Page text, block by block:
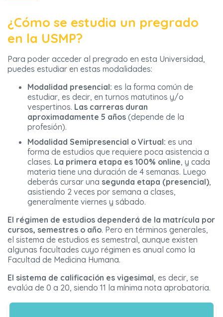
¿Cómo se estudia un pregrado
en la USMP?
Para poder acceder al pregrado en esta Universidad,
puedes estudiar en estas modalidades:
Modalidad presencial: es la forma común de
estudiar, es decir, en turnos matutinos y/o
vespertinos. Las carreras duran
aproximadamente 5 años (depende de la
profesión).
Modalidad Semipresencial o Virtual: es una
forma de estudios que requiere poca asistencia a
clases. La primera etapa es 100% online, y cada
materia tiene una duración de 4 semanas. Luego
deberás cursar una segunda etapa (presencial),
asistiendo 2 veces por semana a clases,
generalmente viernes y sábado.
El régimen de estudios dependerá de la matrícula por
cursos, semestres o año. Pero en términos generales,
el sistema de estudios es semestral, aunque existen
algunas facultades cuyo régimen es anual como la
Facultad de Medicina Humana.
El sistema de calificación es vigesimal, es decir, se
evalúa de 0 a 20, siendo 11 la mínima nota aprobatoria.